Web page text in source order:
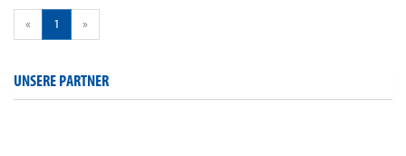
« 1 »
UNSERE PARTNER